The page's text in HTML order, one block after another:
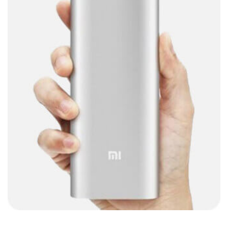
Barras de sonido
Base para Audífonos
Bluetooth (1)
Bombillas inteligente
Brother (5)
Cable tipo C (40)
Cables (252)
Cables De Audio
Cables De Impresora (10)
Cables De Poder
Cables de Red